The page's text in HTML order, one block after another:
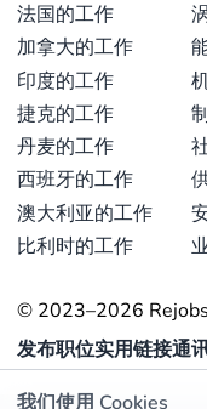
法国的工作
加拿大的工作
印度的工作
捷克的工作
丹麦的工作
西班牙的工作
澳大利亚的工作
比利时的工作
© 2023–2026
发布职位实用链接通
我们使用 Cookies